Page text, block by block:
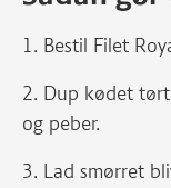
1. Bestil Filet
2. Dup kødet
og peber.
3. Lad smørret